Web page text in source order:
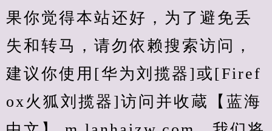
果你觉得本站还好，为了避免丢
失和转马，请勿依赖搜索访问，
建议你使用[华为刘揽器]或[Firef
ox火狐刘揽器]访问并收蔵【蓝海